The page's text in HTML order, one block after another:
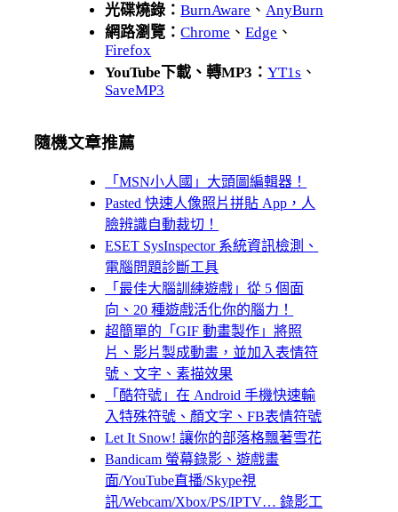
光碟燒錄：BurnAware 、 AnyBurn
網路瀏覽：Chrome 、Edge 、
Firefox
YouTube下載、轉MP3：YT1s 、
SaveMP3
隨機文章推薦
「MSN小人國」大頭圖編輯器！
Pasted 快速人像照片拼貼 App，人
臉辨識自動裁切！
ESET SysInspector 系統資訊檢測、
電腦問題診斷工具
「最佳大腦訓練遊戲」從 5 個面
向、20 種遊戲活化你的腦力！
超簡單的「GIF 動畫製作」將照
片、影片製成動畫，並加入表情符
號、文字、素描效果
「酷符號」在 Android 手機快速輸
入特殊符號、顏文字、FB表情符號
Let It Snow! 讓你的部落格飄著雪花
Bandicam 螢幕錄影、遊戲畫
面/YouTube直播/Skype視
訊/Webcam/Xbox/PS/IPTV… 錄影工